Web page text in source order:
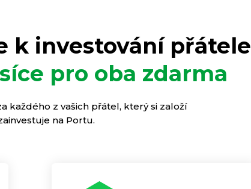
k investování přátele
pro oba zdarma
každého z vašich přátel, který si založí
na Portu.